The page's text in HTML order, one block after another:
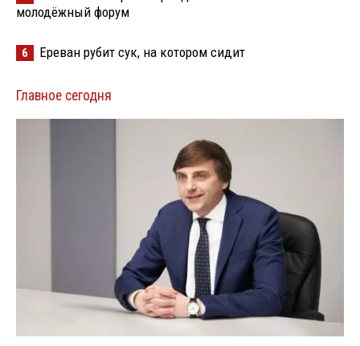
молодёжный форум
6 Ереван рубит сук, на котором сидит
Главное сегодня